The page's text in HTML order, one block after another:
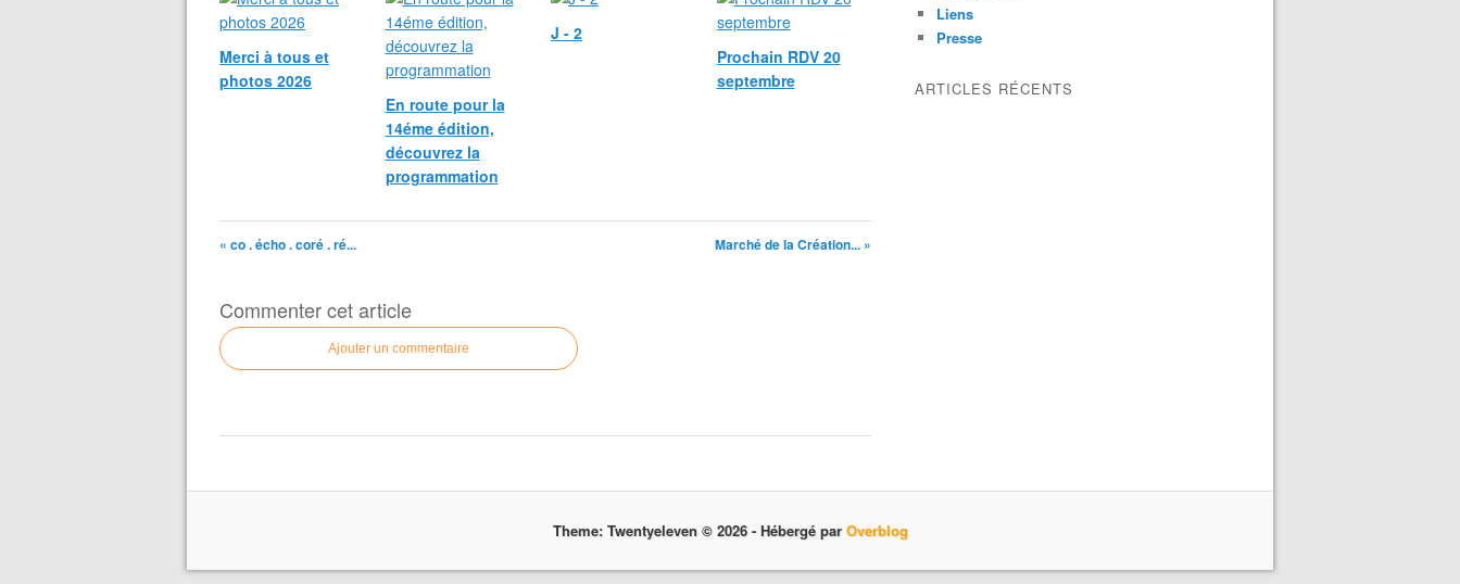
Merci à tous et
photos 2026
En route pour la
14éme édition,
découvrez la
programmation
J - 2
Prochain RDV 20
septembre
« co . écho . coré . ré... Marché de la Création... »
Commenter cet article
Ajouter un commentaire
Liens
Presse
ARTICLES RÉCENTS
Theme: Twentyeleven © 2026 - Hébergé par Overblog